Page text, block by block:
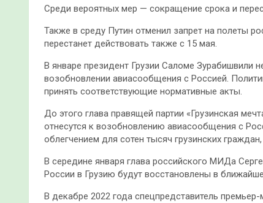
Среди вероятных мер — сокращение срока и
Также в среду Путин отменил запрет на полеты
перестанет действовать также с 15 мая.
В январе президент Грузии Саломе Зурабишвили
возобновлении авиасообщения с Россией.
принять соответствующие нормативные акты.
До этого глава правящей партии «Грузинская
отнесутся к возобновлению авиасообщения с
облегчением для сотен тысяч грузинских
В середине января глава российского МИДа
России в Грузию будут восстановлены в
В декабре 2022 года спецпредставитель